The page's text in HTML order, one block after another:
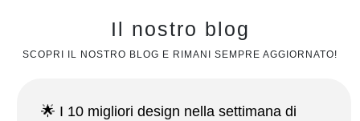
Il nostro blog
SCOPRI IL NOSTRO BLOG E RIMANI SEMPRE AGGIORNATO!
🌟 I 10 migliori design nella settimana di